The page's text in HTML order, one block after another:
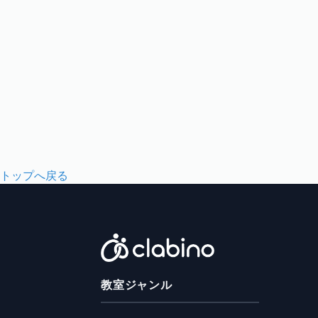
トップへ戻る
教室ジャンル